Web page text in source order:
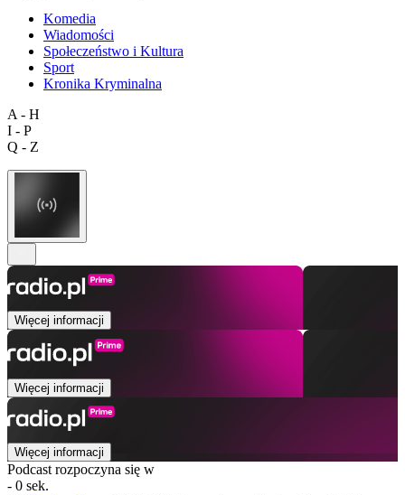
Komedia
Wiadomości
Społeczeństwo i Kultura
Sport
Kronika Kryminalna
A - H
I - P
Q - Z
Więcej informacji
Więcej informacji
Więcej informacji
Podcast rozpoczyna się w
- 0 sek.